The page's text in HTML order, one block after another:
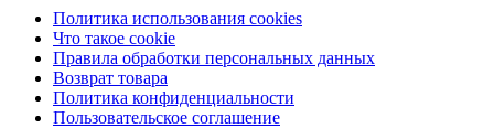
Политика использования cookies
Что такое cookie
Правила обработки персональных данных
Возврат товара
Политика конфиденциальности
Пользовательское соглашение